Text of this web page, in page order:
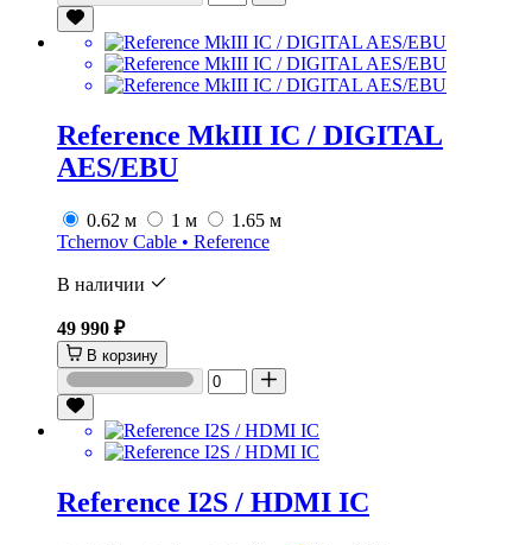
Reference MkIII IC / DIGITAL
AES/EBU
0.62 м 1 м
1.65 м
Tchernov Cable • Reference
В наличии
49 990 ₽
В корзину
Reference I2S / HDMI IC